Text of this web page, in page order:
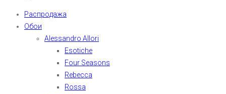
Распродажа
Обои
Alessandro Allori
Esotiche
Four Seasons
Rebecca
Rossa